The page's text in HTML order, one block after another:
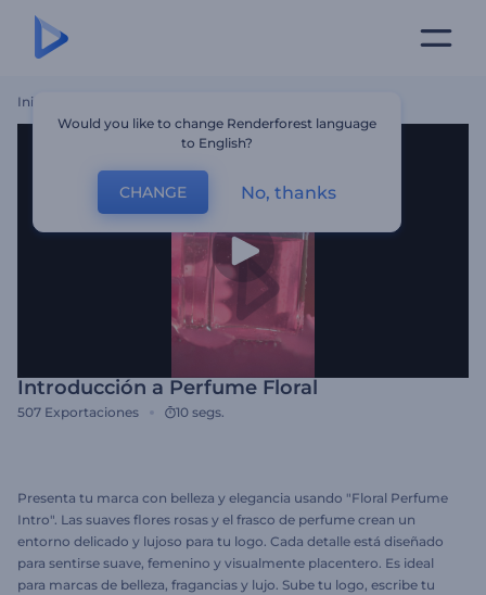
Inicio
Introducción a Perfume Floral
507 Exportaciones 10 segs.
Presenta tu marca con belleza y elegancia usando "Floral Perfume
Intro". Las suaves flores rosas y el frasco de perfume crean un
entorno delicado y lujoso para tu logo. Cada detalle está diseñado
para sentirse suave, femenino y visualmente placentero. Es ideal
para marcas de belleza, fragancias y lujo. Sube tu logo, escribe tu
Would you like to change Renderforest language
to English?
CHANGE No, thanks